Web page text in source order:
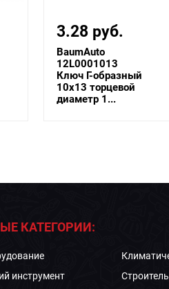
3.28 руб.
BaumAuto
12L0001013
Ключ Г-образный
10х13 торцевой
диаметр 1...
КАТЕГОРИИ:
инструмент